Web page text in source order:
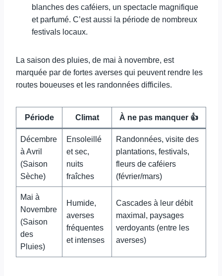
blanches des caféiers, un spectacle magnifique
et parfumé. C’est aussi la période de nombreux
festivals locaux.
La saison des pluies, de mai à novembre, est
marquée par de fortes averses qui peuvent rendre les
routes boueuses et les randonnées difficiles.
Période Climat À ne pas manquer 👍
Décembre
à Avril
(Saison
Sèche)
Ensoleillé
et sec,
nuits
fraîches
Randonnées, visite des
plantations, festivals,
fleurs de caféiers
(février/mars)
Mai à
Novembre
(Saison
des
Pluies)
Humide,
averses
fréquentes
et intenses
Cascades à leur débit
maximal, paysages
verdoyants (entre les
averses)